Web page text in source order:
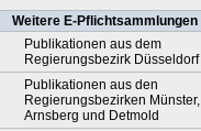
Weitere E-Pflichtsammlungen
Publikationen aus dem
Regierungsbezirk Düsseldorf
Publikationen aus den
Regierungsbezirken Münster,
Arnsberg und Detmold